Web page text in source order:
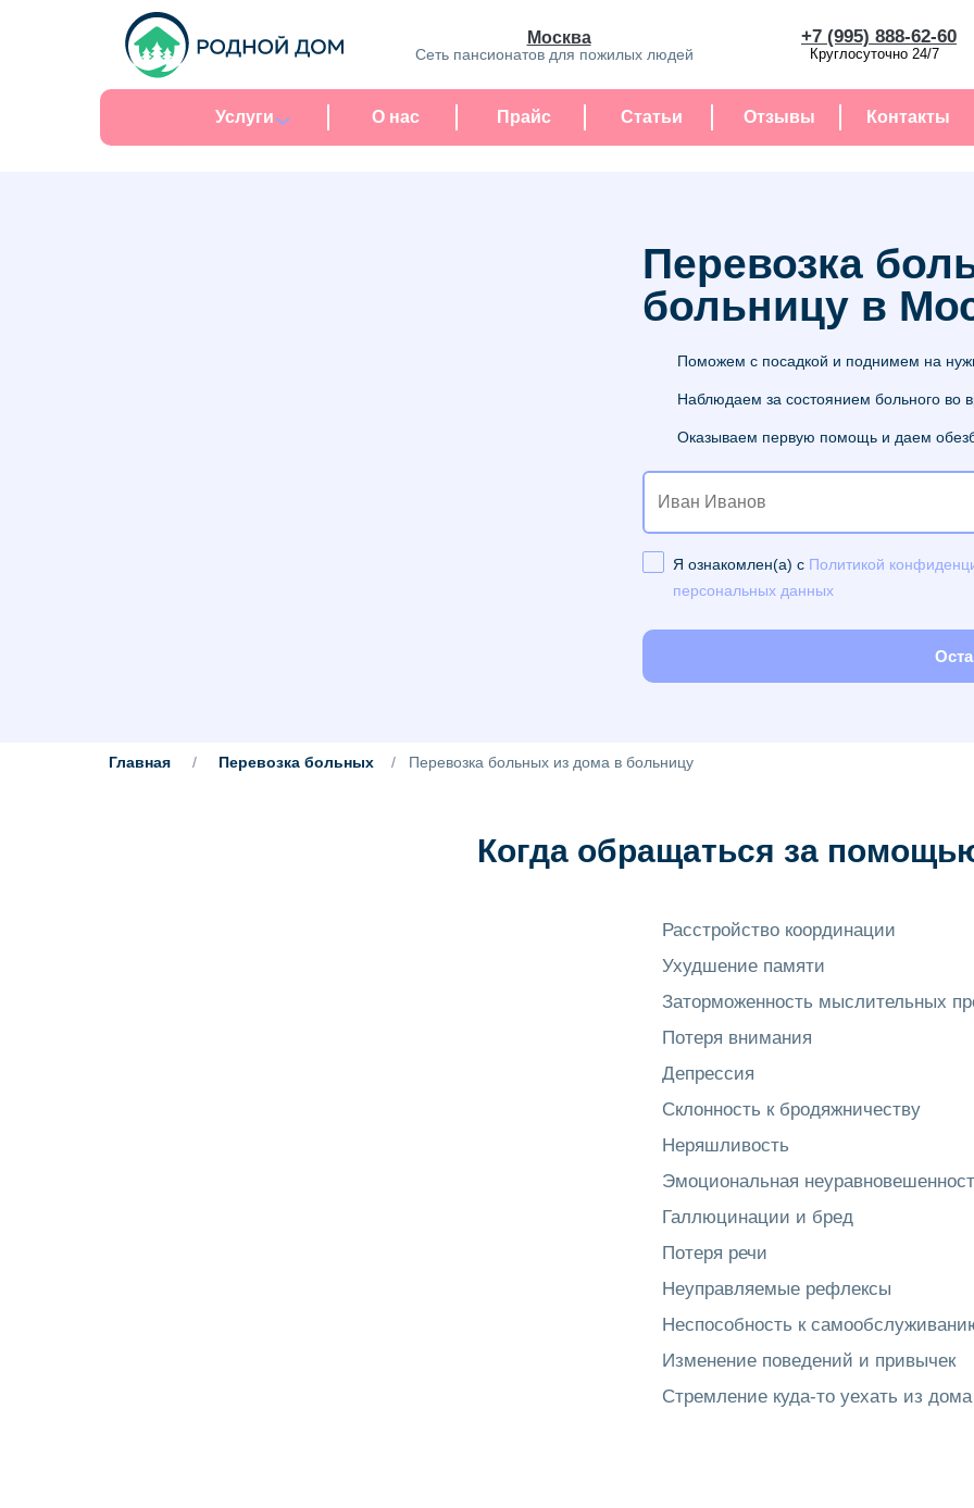
Москва
Сеть пансионатов для пожилых людей
+7 (995) 888-62-60
Круглосуточно 24/7
Услуги О нас Прайс Статьи Отзывы Контакты
Перевозка
больницу в
Поможем с посадкой и поднимем на
Наблюдаем за состоянием больного во
Оказываем первую помощь и даем
Я ознакомлен(а) с Политикой
персональных данных
Главная / Перевозка больных / Перевозка больных из дома в больницу
Когда обращаться за
Расстройство координации
Ухудшение памяти
Заторможенность мыслительных
Потеря внимания
Депрессия
Склонность к бродяжничеству
Неряшливость
Эмоциональная
Галлюцинации и бред
Потеря речи
Неуправляемые рефлексы
Неспособность к
Изменение поведений и привычек
Стремление куда-то уехать из дома